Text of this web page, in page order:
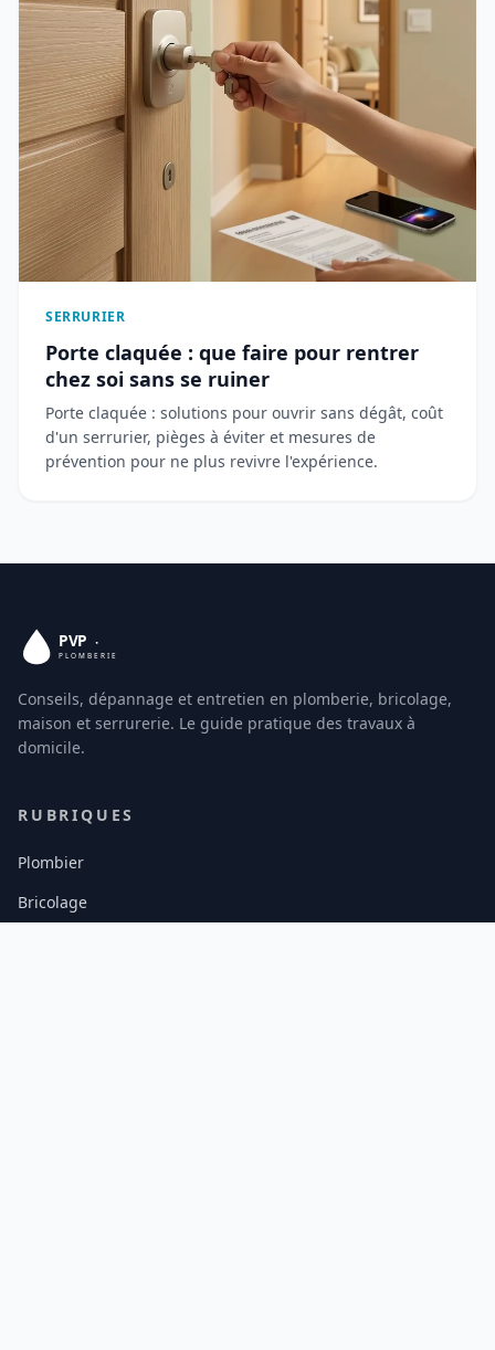
SERRURIER
Porte claquée : que faire pour rentrer
chez soi sans se ruiner
Porte claquée : solutions pour ouvrir sans dégât, coût
d'un serrurier, pièges à éviter et mesures de
prévention pour ne plus revivre l'expérience.
Conseils, dépannage et entretien en plomberie, bricolage,
maison et serrurerie. Le guide pratique des travaux à
domicile.
RUBRIQUES
Plombier
Bricolage